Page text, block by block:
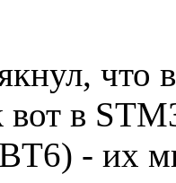
вот в
- их